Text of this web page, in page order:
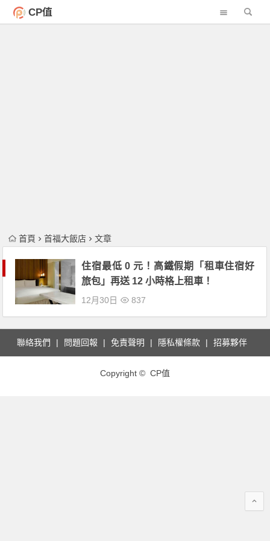
CP值
首頁 首福大飯店 文章
住宿最低 0 元！高鐵假期「租車住宿好
旅包」再送 12 小時格上租車！
12月30日 837
聯絡我們 問題回報 免責聲明 隱私權條款 招募夥伴
Copyright © CP值